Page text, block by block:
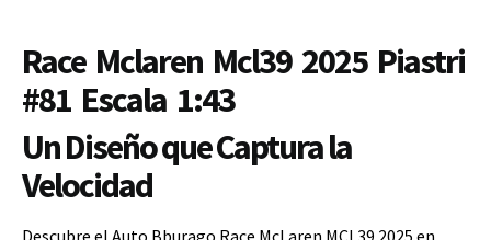
Race Mclaren Mcl39 2025 Piastri
#81 Escala 1:43
Un Diseño que Captura la
Velocidad
Descubre el Auto Bburago Race McLaren MCL39 2025 en